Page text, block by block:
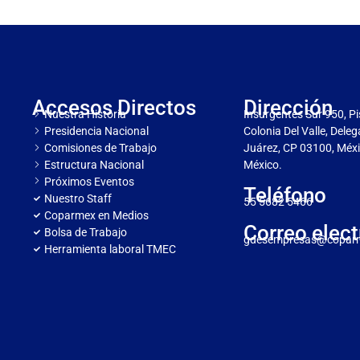
Accesos Directos
Nuestra Historia
Presidencia Nacional
Comisiones de Trabajo
Estructura Nacional
Próximos Eventos
Nuestro Staff
Coparmex en Medios
Bolsa de Trabajo
Herramienta laboral TMEC
Dirección
Insurgentes Sur 950,
Colonia Del Valle,
Juárez, CP 03100,
México.
Teléfono
55 5682 5466
Correo